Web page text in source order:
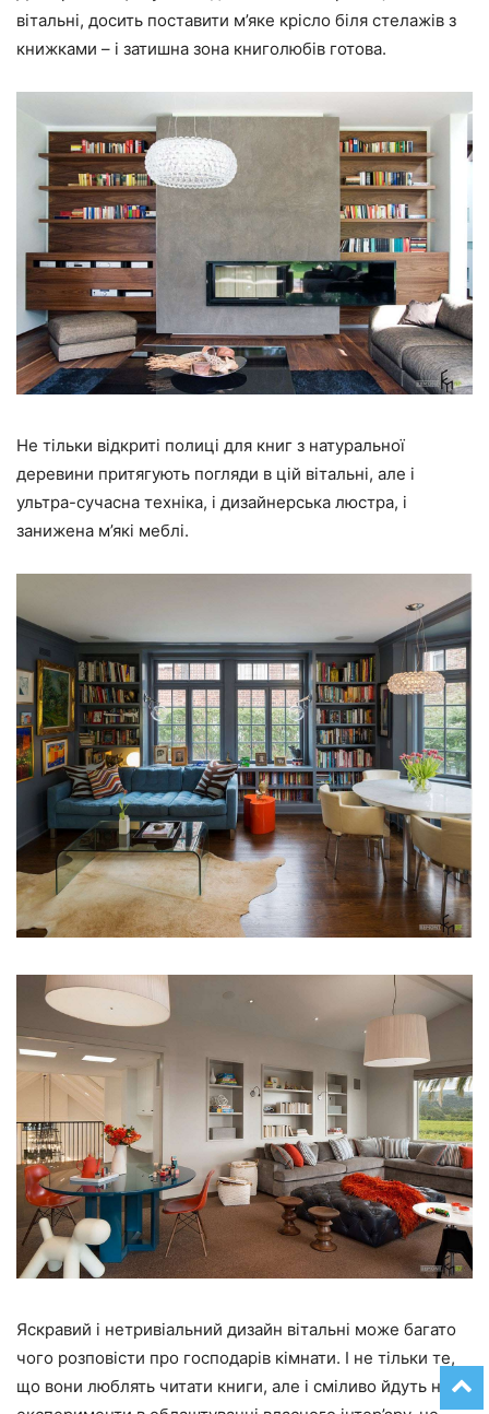
вітальні, досить поставити м’яке крісло біля стелажів з
книжками – і затишна зона книголюбів готова.
Не тільки відкриті полиці для книг з натуральної
деревини притягують погляди в цій вітальні, але і
ультра-сучасна техніка, і дизайнерська люстра, і
занижена м’які меблі.
Яскравий і нетривіальний дизайн вітальні може багато
чого розповісти про господарів кімнати. І не тільки те,
що вони люблять читати книги, але і сміливо йдуть на